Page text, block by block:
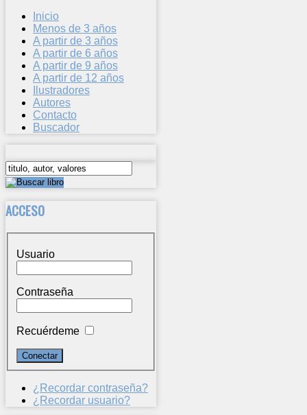
Inicio
Menos de 3 años
A partir de 3 años
A partir de 6 años
A partir de 9 años
A partir de 12 años
Ilustradores
Autores
Contacto
Buscador
ACCESO
Usuario
Contraseña
Recuérdeme
¿Recordar contraseña?
¿Recordar usuario?